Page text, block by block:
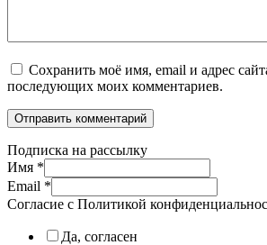
Сохранить моё имя, email и адрес
последующих моих комментариев.
Подписка на рассылку
Имя *
Email *
Согласие с Политикой
Да, согласен